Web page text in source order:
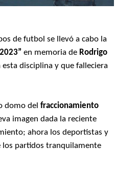
de futbol se llevó a cabo la
en memoria de Rodrigo
esta disciplina y que falleciera
domo del fraccionamiento
imagen dada la reciente
ahora los deportistas y
partidos tranquilamente